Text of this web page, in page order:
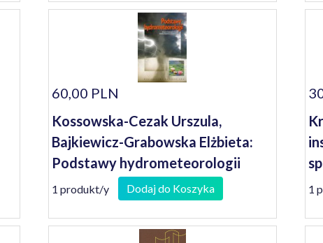
60,00 PLN
Kossowska-Cezak Urszula,
Bajkiewicz-Grabowska Elżbieta:
Podstawy hydrometeorologii
1 produkt/y Dodaj do Koszyka 1